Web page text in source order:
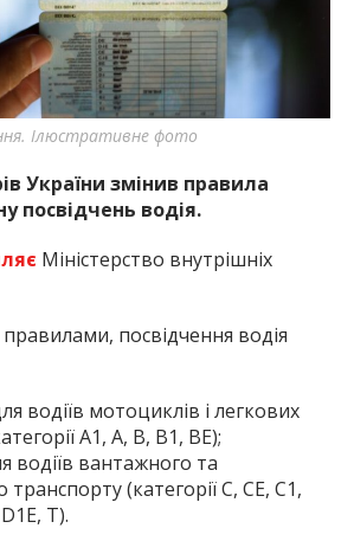
найважливішу інформацію про події
міста Запоріжжя та області.
Ілюстративне фото
України змінив правила
посвідчень водія.
Міністерство внутрішніх
посвідчення водія
водіїв мотоциклів і легкових
А1, А, В, В1, ВЕ);
водіїв вантажного та
транспорту (категорії С, СЕ, С1,
Т).